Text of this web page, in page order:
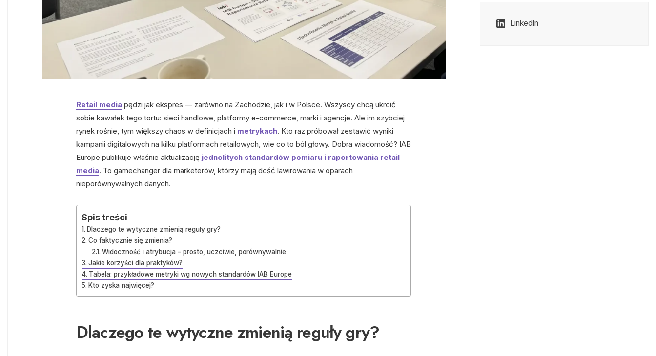
Retail media pędzi jak ekspres — zarówno na Zachodzie, jak i w Polsce. Wszyscy chcą ukroić
sobie kawałek tego tortu: sieci handlowe, platformy e-commerce, marki i agencje. Ale im szybciej
rynek rośnie, tym większy chaos w definicjach i metrykach. Kto raz próbował zestawić wyniki
kampanii digitalowych na kilku platformach retailowych, wie co to ból głowy. Dobra wiadomość? IAB
Europe publikuje właśnie aktualizację jednolitych standardów pomiaru i raportowania retail
media. To gamechanger dla marketerów, którzy mają dość lawirowania w oparach
nieporównywalnych danych.
Spis treści
Dlaczego te wytyczne zmienią reguły gry?
Co faktycznie się zmienia?
Widoczność i atrybucja – prosto, uczciwie, porównywalnie
Jakie korzyści dla praktyków?
Tabela: przykładowe metryki wg nowych standardów IAB Europe
Kto zyska najwięcej?
Dlaczego te wytyczne zmienią reguły gry?
LinkedIn